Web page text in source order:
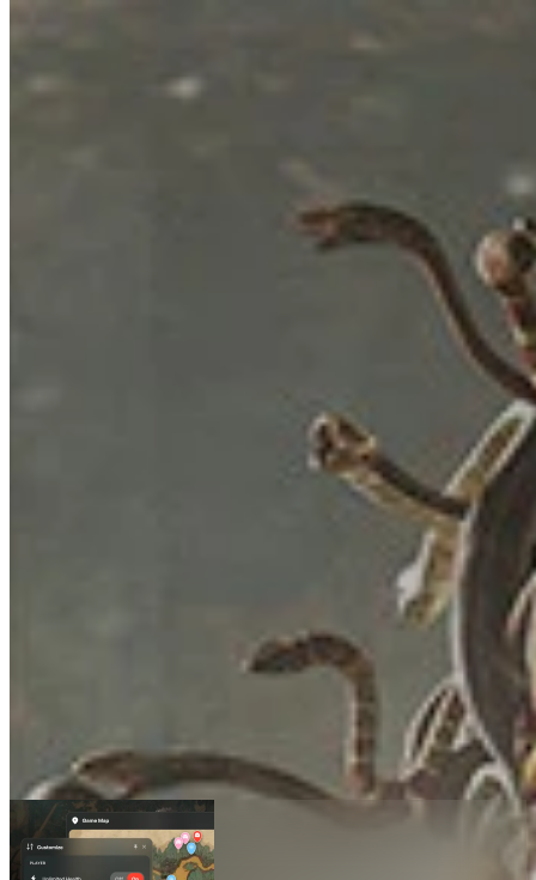
Mapy gier
Mapy do Assassin's Creed Odyssey
Zaawansowane funkcje
Teleportacja
Lokalizacja na żywo